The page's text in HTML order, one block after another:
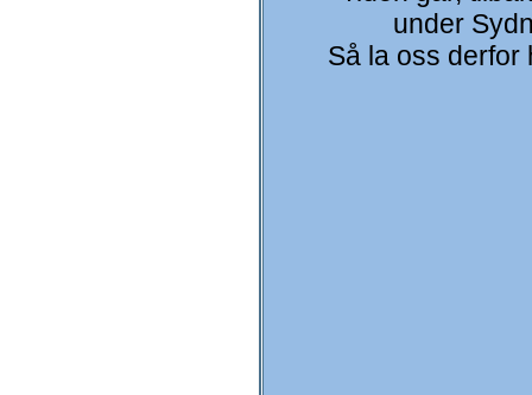
under
Så la oss